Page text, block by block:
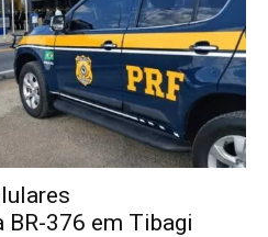
BR-376 em Tibagi